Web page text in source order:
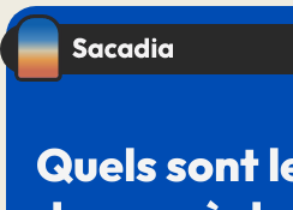
Quels sont